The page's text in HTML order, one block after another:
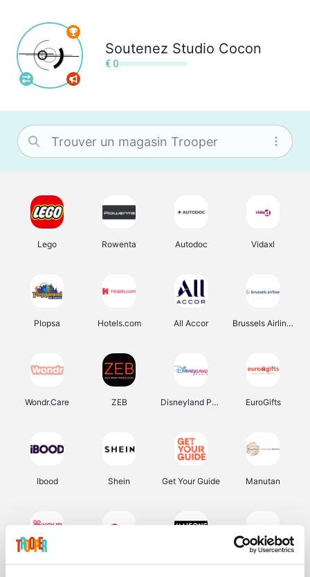
Soutenez Studio Cocon
€ 0
Lego Rowenta Autodoc Vidaxl
Plopsa Hotels.com All Accor Brussels Airlines
Wondr.Care ZEB Disneyland Paris EuroGifts
Ibood Shein Get Your Guide Manutan